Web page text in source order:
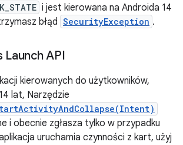
i jest kierowana na Androida 14
błąd SecurityException .
API
kierowanych do użytkowników,
lat, Narzędzie
i obecnie zgłasza tylko w przypadku
uruchamia czynności z kart, użyj